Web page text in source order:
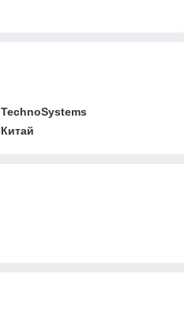
TechnoSystems
Китай